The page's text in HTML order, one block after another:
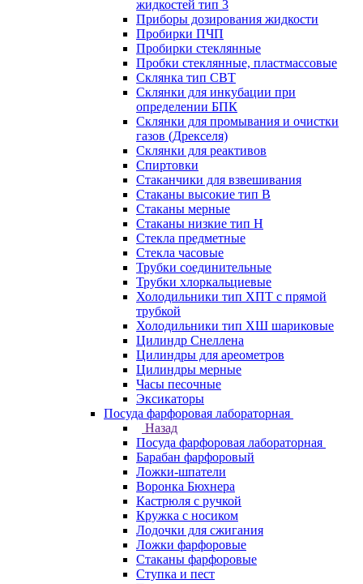
жидкостей тип 3
Приборы дозирования жидкости
Пробирки ПЧП
Пробирки стеклянные
Пробки стеклянные, пластмассовые
Склянка тип СВТ
Склянки для инкубации при
определении БПК
Склянки для промывания и очистки
газов (Дрекселя)
Склянки для реактивов
Спиртовки
Стаканчики для взвешивания
Стаканы высокие тип В
Стаканы мерные
Стаканы низкие тип Н
Стекла предметные
Стекла часовые
Трубки соединительные
Трубки хлоркальциевые
Холодильники тип ХПТ с прямой
трубкой
Холодильники тип ХШ шариковые
Цилиндр Снеллена
Цилиндры для ареометров
Цилиндры мерные
Часы песочные
Эксикаторы
Посуда фарфоровая лабораторная
Назад
Посуда фарфоровая лабораторная
Барабан фарфоровый
Ложки-шпатели
Воронка Бюхнера
Кастрюля с ручкой
Кружка с носиком
Лодочки для сжигания
Ложки фарфоровые
Стаканы фарфоровые
Ступка и пест